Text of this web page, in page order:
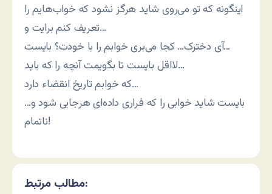
اینگونه که تو می‌روی شاید هرگز نشود که خواب‌هایم را
تعریف کنم برایت و…
آی دخترک… کجا می‌بری خوابم را با خودت؟ بایست…
لااقل بایست تا بگویمت آنچه را که باید…
که خوابم تاریخ انقضاء دارد…
بایست شاید خوابی را که فراری داده‌ای هرجایی شود و…
ناتمام!
مطالب مرتبط: